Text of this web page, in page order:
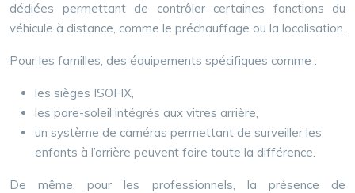
dédiées permettant de contrôler certaines fonctions du
véhicule à distance, comme le préchauffage ou la localisation.
Pour les familles, des équipements spécifiques comme :
les sièges ISOFIX,
les pare-soleil intégrés aux vitres arrière,
un système de caméras permettant de surveiller les
enfants à l’arrière peuvent faire toute la différence.
De même, pour les professionnels, la présence de